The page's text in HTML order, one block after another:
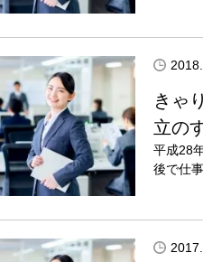
きゃ
立の
平成28
後で仕